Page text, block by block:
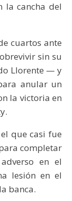
la cancha del
cuartos ante
sin su
Llorente — y
anular un
la victoria en
que casi fue
completar
en el
lesión en el
banca.